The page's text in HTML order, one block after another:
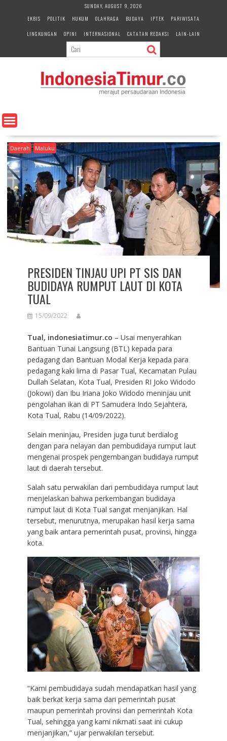
e
n
SUNDAY, AUGUST 9, 2026
EKBIS
POLITIK HUKUM OLAHRAGA BUDAYA IPTEK
PARIWISATA
LINGKUNGAN
OPINI INTERNASIONAL CATATAN REDAKSI LAIN-LAIN
Daerah Maluku
PRESIDEN TINJAU UPI PT SIS DAN
BUDIDAYA RUMPUT LAUT DI KOTA
TUAL
15/09/2022
Tual, indonesiatimur.co – Usai menyerahkan
Bantuan Tunai Langsung (BTL) kepada para
pedagang dan Bantuan Modal Kerja kepada para
pedagang kaki lima di Pasar Tual, Kecamatan Pulau
Dullah Selatan, Kota Tual, Presiden RI Joko Widodo
(Jokowi) dan Ibu Iriana Joko Widodo meninjau unit
pengolahan ikan di PT Samudera Indo Sejahtera,
Kota Tual, Rabu (14/09/2022).
Selain meninjau, Presiden juga turut berdialog
dengan para nelayan dan pembudidaya rumput laut
mengenai prospek pengembangan budidaya rumput
laut di daerah tersebut.
Salah satu perwakilan dari pembudidaya rumput laut
menjelaskan bahwa perkembangan budidaya
rumput laut di Kota Tual sangat menjanjikan. Hal
tersebut, menurutnya, merupakan hasil kerja sama
yang baik antara pemerintah pusat, provinsi, hingga
kota.
“Kami pembudidaya sudah mendapatkan hasil yang
baik berkat kerja sama dari pemerintah pusat
maupun pemerintah provinsi dan pemerintah Kota
Tual, sehingga yang kami nikmati saat ini cukup
menjanjikan,” ujar perwakilan tersebut.